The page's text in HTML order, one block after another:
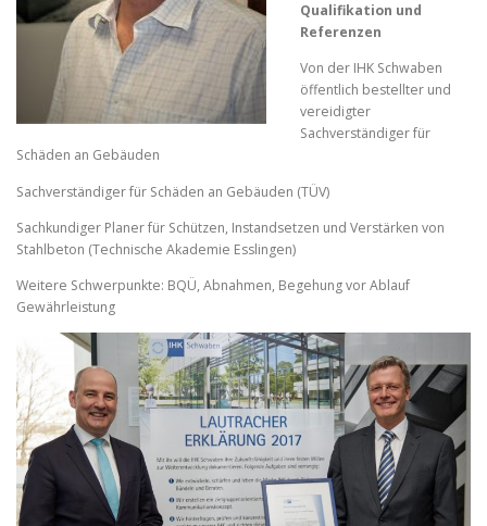
Qualifikation und
Referenzen
Von der IHK Schwaben
öffentlich bestellter und
vereidigter
Sachverständiger für
Schäden an Gebäuden
Sachverständiger für Schäden an Gebäuden (TÜV)
Sachkundiger Planer für Schützen, Instandsetzen und Verstärken von
Stahlbeton (Technische Akademie Esslingen)
Weitere Schwerpunkte: BQÜ, Abnahmen, Begehung vor Ablauf
Gewährleistung